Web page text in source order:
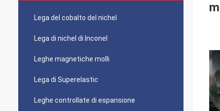
Lega del cobalto del nichel
Lega di nichel di Inconel
Leghe magnetiche molli
Lega di Superelastic
Leghe controllate di espansione